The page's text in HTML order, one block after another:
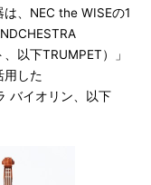
、NEC the WISEの1
以下TRUMPET）」
用した
バイオリン、以下